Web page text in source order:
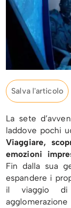
Salva l'articolo
La sete
laddove pochi
Viaggiare,
emozioni
Fin dalla sua
espandere i
il viaggio